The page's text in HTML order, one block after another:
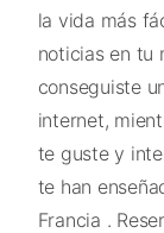
la vida más
noticias en tu
conseguiste
internet,
te guste y
te han
Francia .